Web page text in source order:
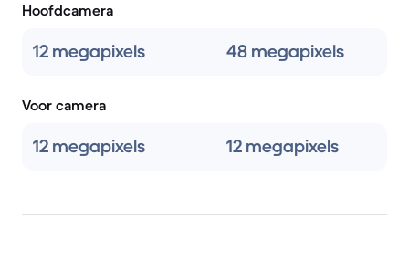
Hoofdcamera
12 megapixels 48 megapixels
Voor camera
12 megapixels 12 megapixels